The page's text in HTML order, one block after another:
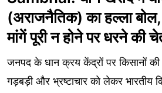
(अराजनैतिक) का हल्ला
मांगें पूरी न होने पर धरने की
जनपद के धान क्रय केंद्रों पर किसानों
गड़बड़ी और भ्रष्टाचार को लेकर भारतीय